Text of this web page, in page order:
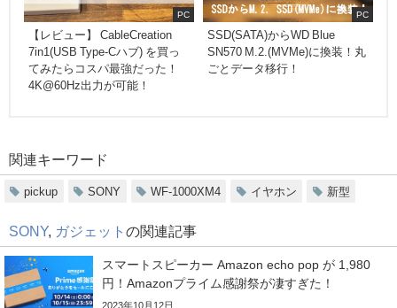
PC
【レビュー】 CableCreation
7in1(USB Type-Cハブ) を買っ
てみたらコスパ最強だった！
4K@60Hz出力が可能！
PC
SSD(SATA)からWD Blue
SN570 M.2.(MVMe)に換装！丸
ごとデータ移行！
関連キーワード
pickup SONY WF-1000XM4 イヤホン 新型
SONY, ガジェット の関連記事
スマートスピーカー Amazon echo pop が 1,980
円！Amazonプライム感謝祭が凄すぎた！
2023年10月12日